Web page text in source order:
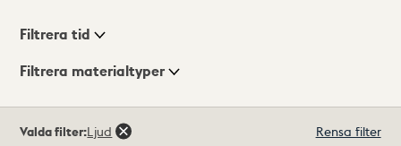
Visningsläge
Filtrera tid
Filtrera materialtyper
träffar
Valda filter:Ljud Rensa filter